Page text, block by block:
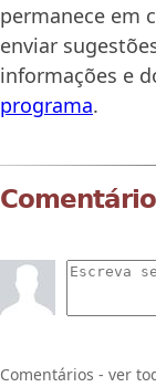
permanece em
enviar
informações e
programa.
Comentários - ver